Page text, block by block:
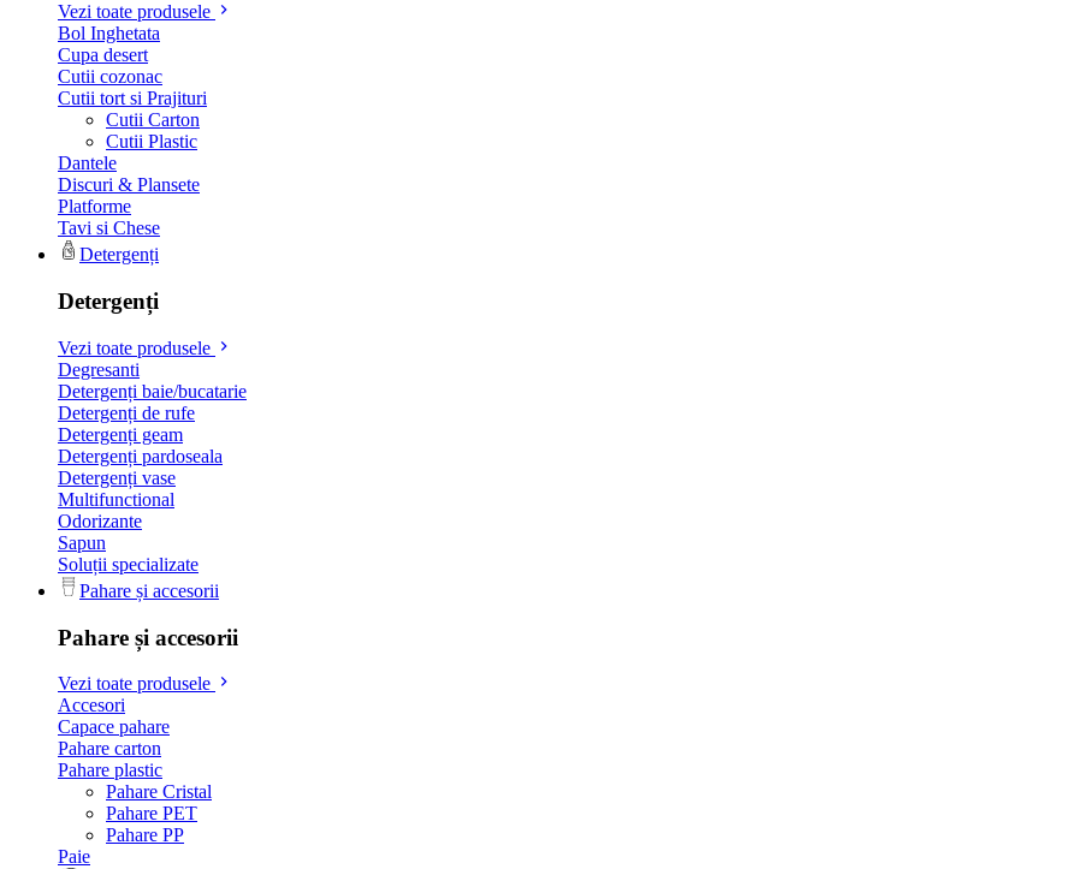
Vezi toate produsele
Bol Inghetata
Cupa desert
Cutii cozonac
Cutii tort si Prajituri
Cutii Carton
Cutii Plastic
Dantele
Discuri & Plansete
Platforme
Tavi si Chese
Detergenți
Detergenți
Vezi toate produsele
Degresanti
Detergenți baie/bucatarie
Detergenți de rufe
Detergenți geam
Detergenți pardoseala
Detergenți vase
Multifunctional
Odorizante
Sapun
Soluții specializate
Pahare și accesorii
Pahare și accesorii
Vezi toate produsele
Accesori
Capace pahare
Pahare carton
Pahare plastic
Pahare Cristal
Pahare PET
Pahare PP
Paie